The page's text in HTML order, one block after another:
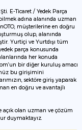
E-Ticaret / Yedek Parça
adına alanında uzman
müşterilerine en doğru
olup, alanında
Yurtiçi ve Yurtdışı tüm
parça konusunda
her konuda
bir diğer kuruluş amacı
bu girişimini
sektöre giriş yaparak
en doğru ve avantajlı
açık olan uzman ve çözüm
duymaktayız.